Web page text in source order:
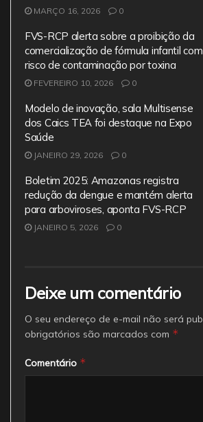
MARÇO 16, 2026 0
FVS-RCP alerta sobre a proibição da
comercialização de fórmula infantil com
risco de contaminação por toxina
FEVEREIRO 10, 2026 0
Modelo de inovação, sala Multisense
dos Caics TEA foi destaque na Expo
Saúde
JANEIRO 29, 2026 0
Boletim 2025: Amazonas registra
redução da dengue e mantém alerta
para arboviroses, aponta FVS-RCP
JANEIRO 5, 2026 0
Deixe um comentário
O seu endereço de e-mail não será
obrigatórios são marcados com *
Comentário *